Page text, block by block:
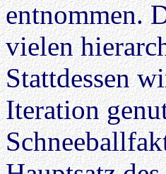
entnommen.
vielen
Stattdessen
Iteration